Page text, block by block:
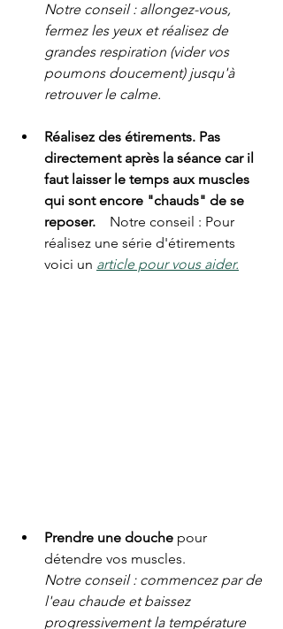
Notre conseil : allongez-vous,
fermez les yeux et réalisez de
grandes respiration (vider vos
poumons doucement) jusqu'à
retrouver le calme.
Réalisez des étirements. Pas
directement après la séance car il
faut laisser le temps aux muscles
qui sont encore "chauds" de se
reposer. Notre conseil : Pour
réalisez une série d'étirements
voici un article pour vous aider.
Prendre une douche pour
détendre vos muscles.
Notre conseil : commencez par de
l'eau chaude et baissez
progressivement la température